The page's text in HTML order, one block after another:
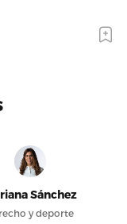
Sánchez
y deporte